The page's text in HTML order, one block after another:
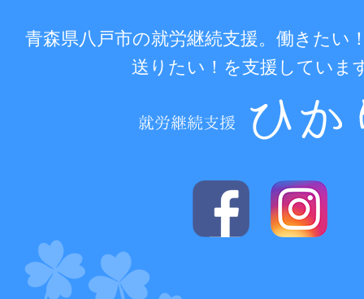
青森県八戸市の就労継続支援。働きたい
送りたい！を支援していま